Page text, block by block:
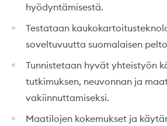
hyödyntämisestä.
Testataan
soveltuvuutta suomalaisen
Tunnistetaan hyvät yhteistyön
tutkimuksen, neuvonnan ja
vakiinnuttamiseksi.
Maatilojen kokemukset ja